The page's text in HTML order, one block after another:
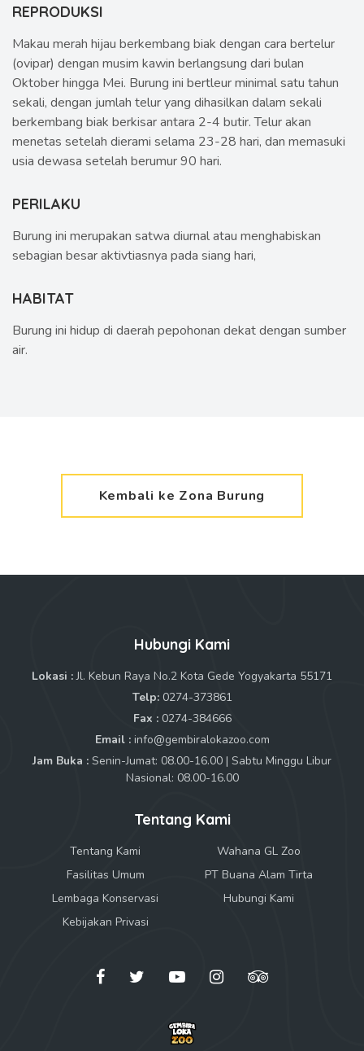
REPRODUKSI
Makau merah hijau berkembang biak dengan cara bertelur
(ovipar) dengan musim kawin berlangsung dari bulan
Oktober hingga Mei. Burung ini bertleur minimal satu tahun
sekali, dengan jumlah telur yang dihasilkan dalam sekali
berkembang biak berkisar antara 2-4 butir. Telur akan
menetas setelah dierami selama 23-28 hari, dan memasuki
usia dewasa setelah berumur 90 hari.
PERILAKU
Burung ini merupakan satwa diurnal atau menghabiskan
sebagian besar aktivtiasnya pada siang hari,
HABITAT
Burung ini hidup di daerah pepohonan dekat dengan sumber
air.
Kembali ke Zona Burung
Hubungi Kami
Lokasi : Jl. Kebun Raya No.2 Kota Gede Yogyakarta 55171
Telp: 0274-373861
Fax : 0274-384666
Email : info@gembiralokazoo.com
Jam Buka : Senin-Jumat: 08.00-16.00 | Sabtu Minggu Libur
Nasional: 08.00-16.00
Tentang Kami
Tentang Kami
Wahana GL Zoo
Fasilitas Umum
PT Buana Alam Tirta
Lembaga Konservasi
Hubungi Kami
Kebijakan Privasi